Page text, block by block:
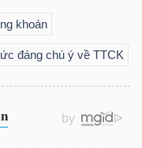
khoán
đáng chú ý về TTCK